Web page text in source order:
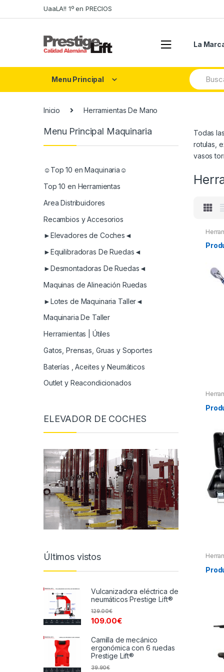
to
to
UaaLA!! 1º en PRECIOS
La
Menu Principal
Search
for:
Inicio Herramientas De Mano
Todas
rotulas,
vasos
Menu Principal Maquinaria
☺Top 10 en Maquinaria☺
Top 10 en Herramientas
Area Distribuidores
Recambios y Accesorios
►Elevadores de Coches◄
►Equilibradoras De Ruedas◄
►Desmontadoras De Ruedas◄
Maquinas de Alineación Ruedas
►Lotes de Maquinaria Taller◄
Maquinaria De Taller
Herramientas | Útiles
Gatos, Prensas, Gruas y Soportes
Baterías , Aceites y Neumáticos
Outlet y Reacondicionados
ELEVADOR DE COCHES
Últimos vistos
Vulcanizadora eléctrica de
neumáticos Prestige Lift®
109.00€
129.00€
Camilla de mecánico
ergonómica con 6 ruedas
Prestige Lift®
39.90€